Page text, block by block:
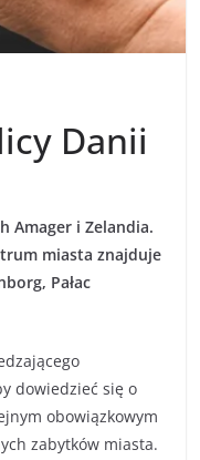
Danii
Amager i Zelandia.
miasta znajduje
Pałac
dowiedzieć się o
obowiązkowym
zabytków miasta.